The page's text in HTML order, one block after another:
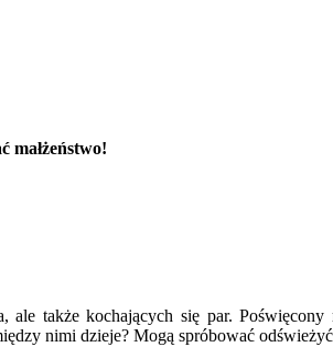
małżeństwo!
także kochających się par.
nimi dzieje? Mogą spróbować